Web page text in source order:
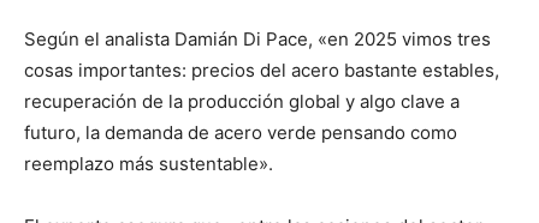
Según el analista Damián Di Pace, «en 2025 vimos tres
cosas importantes: precios del acero bastante estables,
recuperación de la producción global y algo clave a
futuro, la demanda de acero verde pensando como
reemplazo más sustentable».